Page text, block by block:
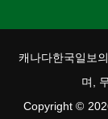
캐나다한국일보
며,
Copyright ©